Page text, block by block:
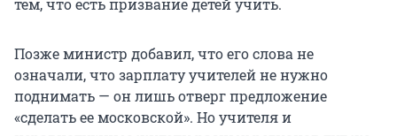
тем, что есть призвание детей учить.
Позже министр добавил, что его слова не
означали, что зарплату учителей не нужно
поднимать — он лишь отверг предложение
«сделать ее московской». Но учителя и